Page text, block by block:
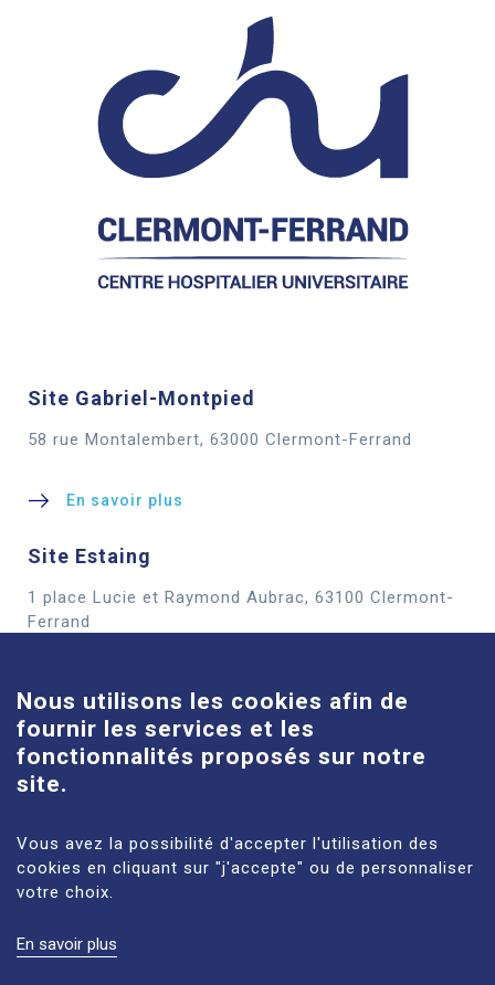
Site Gabriel-Montpied
58 rue Montalembert, 63000 Clermont-Ferrand
En savoir plus
Site Estaing
1 place Lucie et Raymond Aubrac, 63100 Clermont-
Ferrand
Site Louise-Michel
61 route de Châteaugay, 63118 Cébazat
En savoir plus
MENTIONS LÉGALES
Nous utilisons les cookies afin de
fournir les services et les
fonctionnalités proposés sur notre
site.
Vous avez la possibilité d'accepter l'utilisation des
cookies en cliquant sur "j'accepte" ou de personnaliser
votre choix.
En savoir plus